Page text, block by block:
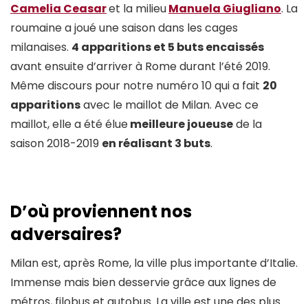
Camelia Ceasaret la milieuManuela Giugliano. La
roumaine a joué une saison dans les cages
milanaises. 4 apparitions et 5 buts encaissés
avant ensuite d’arriver à Rome durant l’été 2019.
Même discours pour notre numéro 10 qui a fait 20
apparitionsavec le maillot de Milan. Avec ce
maillot, elle a été éluemeilleure joueusede la
saison 2018-2019 en réalisant 3 buts.
D’où proviennent nos
adversaires?
Milan est, après Rome, la ville plus importante d’Italie.
Immense mais bien desservie grâce aux lignes de